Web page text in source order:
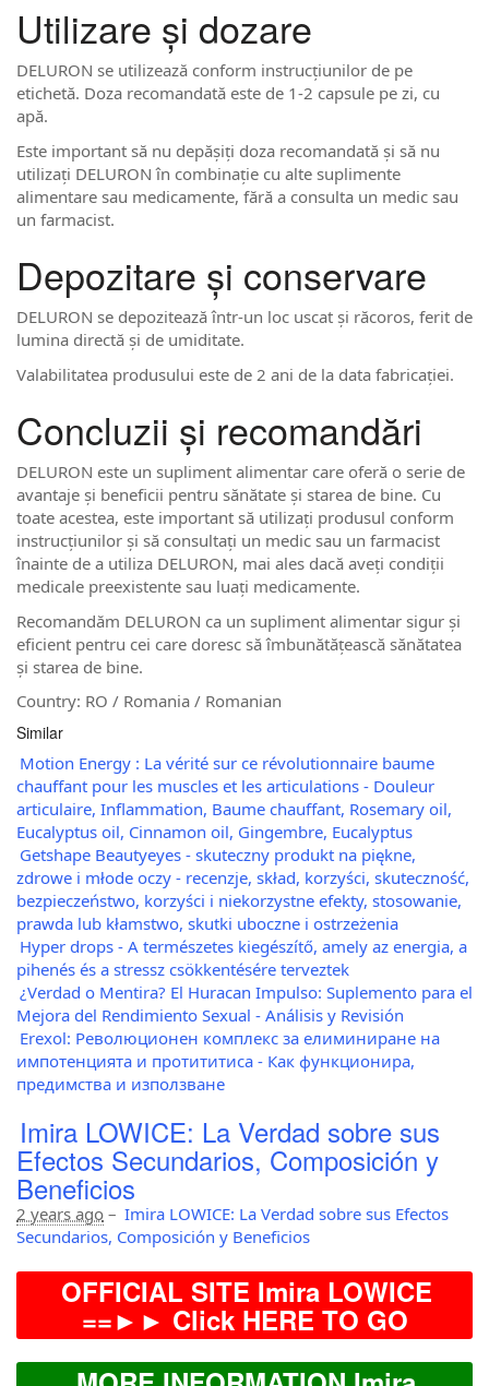
Utilizare și dozare
DELURON se utilizează conform instrucțiunilor de pe
etichetă. Doza recomandată este de 1-2 capsule pe zi, cu
apă.
Este important să nu depășiți doza recomandată și să nu
utilizați DELURON în combinație cu alte suplimente
alimentare sau medicamente, fără a consulta un medic sau
un farmacist.
Depozitare și conservare
DELURON se depozitează într-un loc uscat și răcoros, ferit de
lumina directă și de umiditate.
Valabilitatea produsului este de 2 ani de la data fabricației.
Concluzii și recomandări
DELURON este un supliment alimentar care oferă o serie de
avantaje și beneficii pentru sănătate și starea de bine. Cu
toate acestea, este important să utilizați produsul conform
instrucțiunilor și să consultați un medic sau un farmacist
înainte de a utiliza DELURON, mai ales dacă aveți condiții
medicale preexistente sau luați medicamente.
Recomandăm DELURON ca un supliment alimentar sigur și
eficient pentru cei care doresc să îmbunătățească sănătatea
și starea de bine.
Country: RO / Romania / Romanian
Similar
Motion Energy : La vérité sur ce révolutionnaire baume
chauffant pour les muscles et les articulations - Douleur
articulaire, Inflammation, Baume chauffant, Rosemary oil,
Eucalyptus oil, Cinnamon oil, Gingembre, Eucalyptus
Getshape Beautyeyes - skuteczny produkt na piękne,
zdrowe i młode oczy - recenzje, skład, korzyści, skuteczność,
bezpieczeństwo, korzyści i niekorzystne efekty, stosowanie,
prawda lub kłamstwo, skutki uboczne i ostrzeżenia
Hyper drops - A természetes kiegészítő, amely az energia, a
pihenés és a stressz csökkentésére terveztek
¿Verdad o Mentira? El Huracan Impulso: Suplemento para el
Mejora del Rendimiento Sexual - Análisis y Revisión
Еrexol: Революционен комплекс за елиминиране на
импотенцията и протититиса - Как функционира,
предимства и използване
Imira LOWICE: La Verdad sobre sus
Efectos Secundarios, Composición y
Beneficios
2 years ago – Imira LOWICE: La Verdad sobre sus Efectos
Secundarios, Composición y Beneficios
OFFICIAL SITE Imira LOWICE
==►► Click HERE TO GO